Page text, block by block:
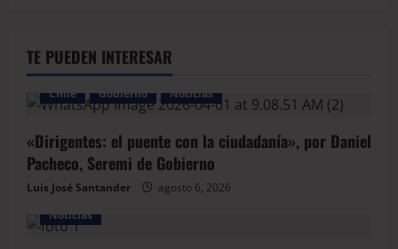
TE PUEDEN INTERESAR
Chile Gobierno Noticias
«Dirigentes: el puente con la ciudadanía», por Daniel
Pacheco, Seremi de Gobierno
Luis José Santander
agosto 6, 2026
Noticias